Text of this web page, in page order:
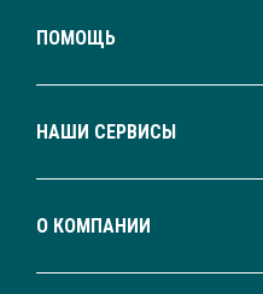
ПОМОЩЬ
НАШИ СЕРВИСЫ
О КОМПАНИИ